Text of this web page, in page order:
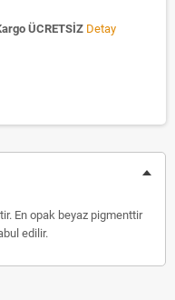
ÜCRETSİZ Detay
En opak beyaz pigmenttir
edilir.